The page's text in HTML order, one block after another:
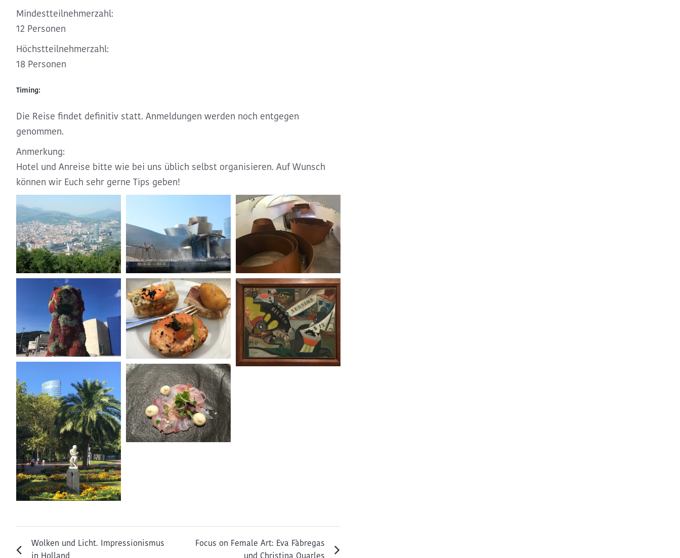
Mindestteilnehmerzahl:
12 Personen
Höchstteilnehmerzahl:
18 Personen
Timing:
Die Reise findet definitiv statt. Anmeldungen werden noch entgegen
genommen.
Anmerkung:
Hotel und Anreise bitte wie bei uns üblich selbst organisieren. Auf Wunsch
können wir Euch sehr gerne Tips geben!
Wolken und Licht. Impressionismus
Focus on Female Art: Eva Fàbregas